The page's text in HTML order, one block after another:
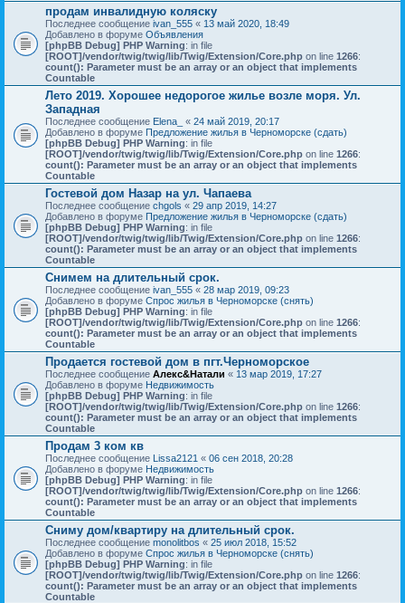
продам инвалидную коляску
Последнее сообщение ivan_555 « 13 май 2020, 18:49
Добавлено в форуме Объявления
[phpBB Debug] PHP Warning: in file
[ROOT]/vendor/twig/twig/lib/Twig/Extension/Core.php on line 1266:
count(): Parameter must be an array or an object that implements
Countable
Лето 2019. Хорошее недорогое жилье возле моря. Ул.
Западная
Последнее сообщение Elena_ « 24 май 2019, 20:17
Добавлено в форуме Предложение жилья в Черноморске (сдать)
[phpBB Debug] PHP Warning: in file
[ROOT]/vendor/twig/twig/lib/Twig/Extension/Core.php on line 1266:
count(): Parameter must be an array or an object that implements
Countable
Гостевой дом Назар на ул. Чапаева
Последнее сообщение chgols « 29 апр 2019, 14:27
Добавлено в форуме Предложение жилья в Черноморске (сдать)
[phpBB Debug] PHP Warning: in file
[ROOT]/vendor/twig/twig/lib/Twig/Extension/Core.php on line 1266:
count(): Parameter must be an array or an object that implements
Countable
Снимем на длительный срок.
Последнее сообщение ivan_555 « 28 мар 2019, 09:23
Добавлено в форуме Спрос жилья в Черноморске (снять)
[phpBB Debug] PHP Warning: in file
[ROOT]/vendor/twig/twig/lib/Twig/Extension/Core.php on line 1266:
count(): Parameter must be an array or an object that implements
Countable
Продается гостевой дом в пгт.Черноморское
Последнее сообщение Алекс&Натали « 13 мар 2019, 17:27
Добавлено в форуме Недвижимость
[phpBB Debug] PHP Warning: in file
[ROOT]/vendor/twig/twig/lib/Twig/Extension/Core.php on line 1266:
count(): Parameter must be an array or an object that implements
Countable
Продам 3 ком кв
Последнее сообщение Lissa2121 « 06 сен 2018, 20:28
Добавлено в форуме Недвижимость
[phpBB Debug] PHP Warning: in file
[ROOT]/vendor/twig/twig/lib/Twig/Extension/Core.php on line 1266:
count(): Parameter must be an array or an object that implements
Countable
Сниму дом/квартиру на длительный срок.
Последнее сообщение monolitbos « 25 июл 2018, 15:52
Добавлено в форуме Спрос жилья в Черноморске (снять)
[phpBB Debug] PHP Warning: in file
[ROOT]/vendor/twig/twig/lib/Twig/Extension/Core.php on line 1266:
count(): Parameter must be an array or an object that implements
Countable